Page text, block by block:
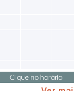
Clique no horário